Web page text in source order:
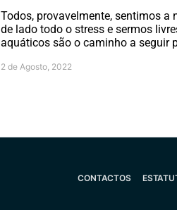
Todos, provavelmente, sentimos a
de lado todo o stress e sermos
aquáticos são o caminho a seguir
2 de Agosto, 2022
CONTACTOS